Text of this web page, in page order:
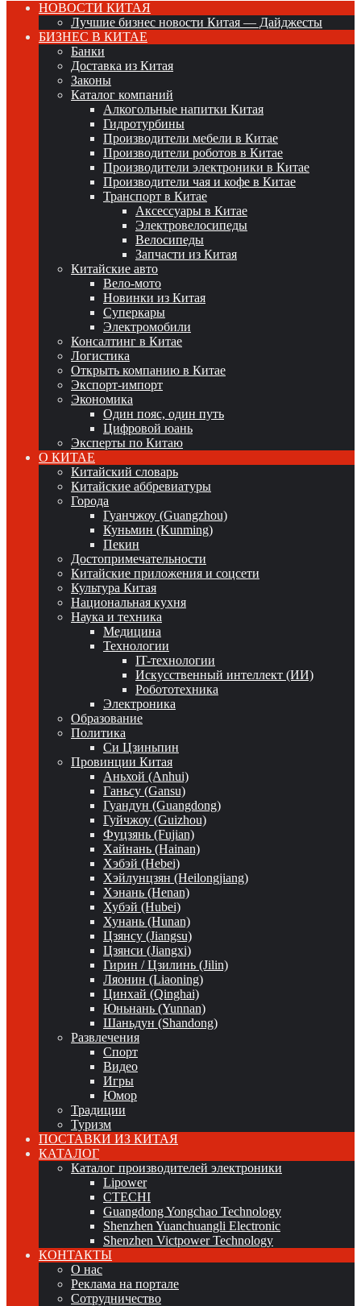
НОВОСТИ КИТАЯ
Лучшие бизнес новости Китая — Дайджесты
БИЗНЕС В КИТАЕ
Банки
Доставка из Китая
Законы
Каталог компаний
Алкогольные напитки Китая
Гидротурбины
Производители мебели в Китае
Производители роботов в Китае
Производители электроники в Китае
Производители чая и кофе в Китае
Транспорт в Китае
Аксессуары в Китае
Электровелосипеды
Велосипеды
Запчасти из Китая
Китайские авто
Вело-мото
Новинки из Китая
Суперкары
Электромобили
Консалтинг в Китае
Логистика
Открыть компанию в Китае
Экспорт-импорт
Экономика
Один пояс, один путь
Цифровой юань
Эксперты по Китаю
О КИТАЕ
Китайский словарь
Китайские аббревиатуры
Города
Гуанчжоу (Guangzhou)
Куньмин (Kunming)
Пекин
Достопримечательности
Китайские приложения и соцсети
Культура Китая
Национальная кухня
Наука и техника
Медицина
Технологии
IT-технологии
Искусственный интеллект (ИИ)
Робототехника
Электроника
Образование
Политика
Си Цзиньпин
Провинции Китая
Аньхой (Anhui)
Ганьсу (Gansu)
Гуандун (Guangdong)
Гуйчжоу (Guizhou)
Фуцзянь (Fujian)
Хайнань (Hainan)
Хэбэй (Hebei)
Хэйлунцзян (Heilongjiang)
Хэнань (Henan)
Хубэй (Hubei)
Хунань (Hunan)
Цзянсу (Jiangsu)
Цзянси (Jiangxi)
Гирин / Цзилинь (Jilin)
Ляонин (Liaoning)
Цинхай (Qinghai)
Юньнань (Yunnan)
Шаньдун (Shandong)
Развлечения
Спорт
Видео
Игры
Юмор
Традиции
Туризм
ПОСТАВКИ ИЗ КИТАЯ
КАТАЛОГ
Каталог производителей электроники
Lipower
CTECHI
Guangdong Yongchao Technology
Shenzhen Yuanchuangli Electronic
Shenzhen Victpower Technology
КОНТАКТЫ
О нас
Реклама на портале
Сотрудничество